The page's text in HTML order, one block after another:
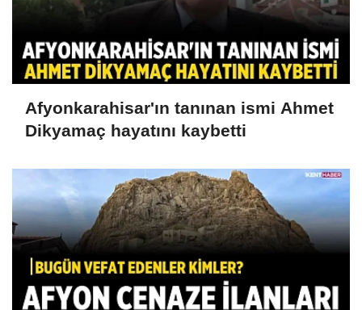
Afyonkarahisar'ın tanınan ismi Ahmet
Dikyamaç hayatını kaybetti